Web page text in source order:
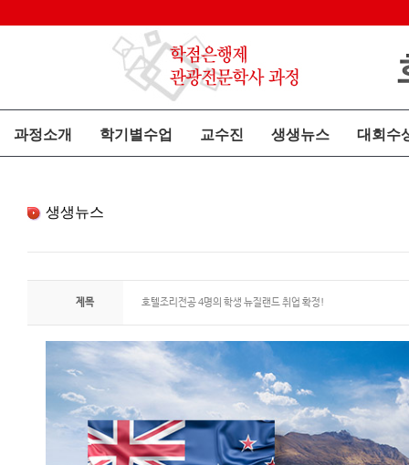
과정소개 학기별수업 교수진 생생뉴스 대회수
생생뉴스
제목 호텔조리전공 4명의 학생 뉴질랜드 취업 확정!